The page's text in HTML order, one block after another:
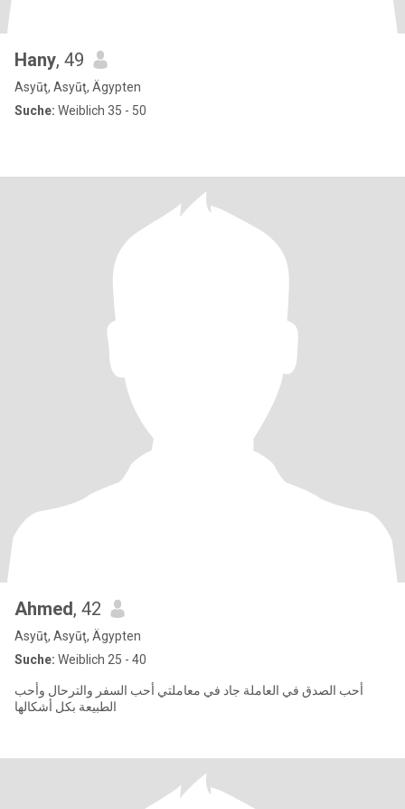
Hany, 49
Asyūţ, Asyūţ, Ägypten
Suche: Weiblich 35 - 50
Ahmed, 42
Asyūţ, Asyūţ, Ägypten
Suche: Weiblich 25 - 40
أحب الصدق في العاملة جاد في معاملتي أحب السفر والترحال وأحب
الطبيعة بكل أشكالها